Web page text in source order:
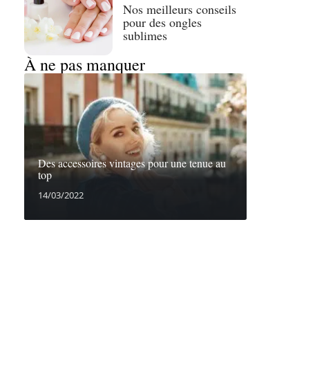
Nos meilleurs conseils
pour des ongles
sublimes
À ne pas manquer
Des accessoires vintages pour une tenue au
top
14/03/2022